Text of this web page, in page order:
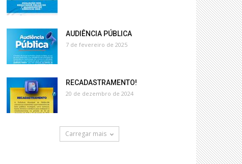
AUDIÊNCIA PÚBLICA
7 de fevereiro de 2025
RECADASTRAMENTO!
20 de dezembro de 2024
Carregar mais